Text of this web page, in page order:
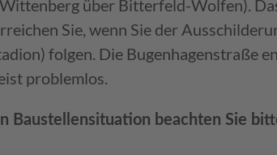
über Bitterfeld-Wolfen).
Sie, wenn Sie der
folgen. Die Bugenhagenstraße
problemlos.
Baustellensituation beachten Sie